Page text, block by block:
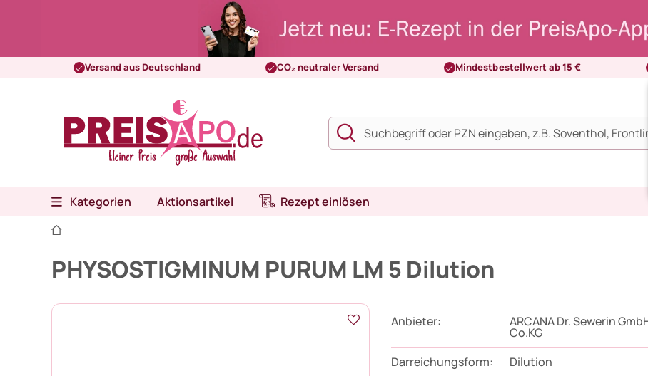
Versand aus Deutschland CO₂ neutraler Versand Mindestbestellwert ab 15 €
Kategorien Aktionsartikel Rezept einlösen
PHYSOSTIGMINUM PURUM LM 5 Dilution
Anbieter: ARCANA Dr. Sewerin
Co.KG
Darreichungsform:
Dilution